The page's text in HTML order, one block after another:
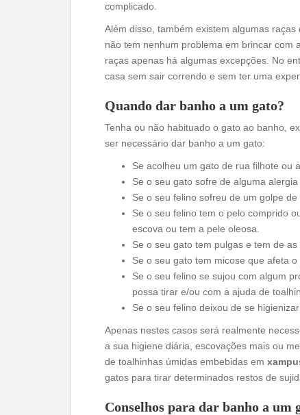
complicado.
Além disso, também existem algumas
não tem nenhum problema em brincar com
raças apenas há algumas excepções. No
casa sem sair correndo e sem ter uma
Quando dar banho a um gato?
Tenha ou não habituado o gato ao banho,
ser necessário dar banho a um gato:
Se acolheu um gato de rua filhote ou
Se o seu gato sofre de alguma
Se o seu felino sofreu de um golpe
Se o seu felino tem o pelo comprido
escova ou tem a pele oleosa.
Se o seu gato tem pulgas e tem de
Se o seu gato tem micose que afeta
Se o seu felino se sujou com algum
possa tirar e/ou com a ajuda de
Se o seu felino deixou de se
Apenas nestes casos será realmente
a sua higiene diária, escovações mais ou
de toalhinhas úmidas embebidas em
gatos para tirar determinados restos de
Conselhos para dar banho a um